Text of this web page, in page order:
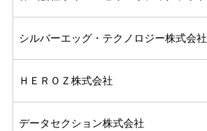
シルバーエッグ・テクノロジー株式会社
ＨＥＲＯＺ株式会社
データセクション株式会社